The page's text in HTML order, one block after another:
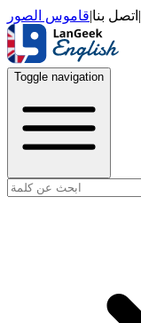
| اتصل بنا|قاموس الصور
Toggle navigation